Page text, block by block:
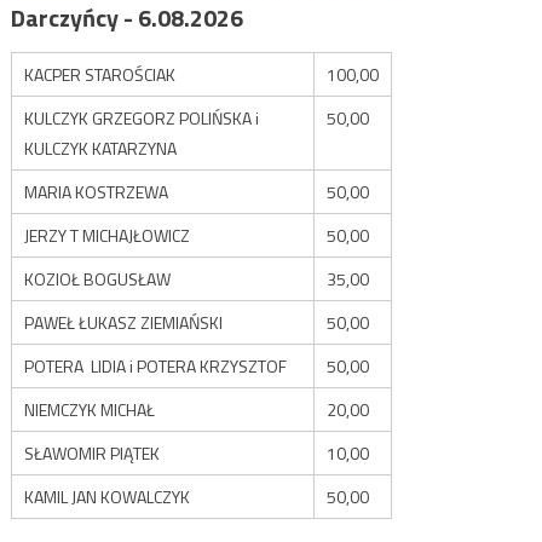
Darczyńcy - 6.08.2026
KACPER STAROŚCIAK
100,00
KULCZYK GRZEGORZ POLIŃSKA i
KULCZYK KATARZYNA
50,00
MARIA KOSTRZEWA
50,00
JERZY T MICHAJŁOWICZ
50,00
KOZIOŁ BOGUSŁAW
35,00
PAWEŁ ŁUKASZ ZIEMIAŃSKI
50,00
POTERA LIDIA i POTERA KRZYSZTOF
50,00
NIEMCZYK MICHAŁ
20,00
SŁAWOMIR PIĄTEK
10,00
KAMIL JAN KOWALCZYK
50,00